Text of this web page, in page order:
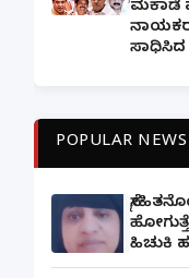
ಮಕಾಡೆ
ಸಾಧಿಸಿದ
POPULAR NEWS
ಹಿಚುಕಿ